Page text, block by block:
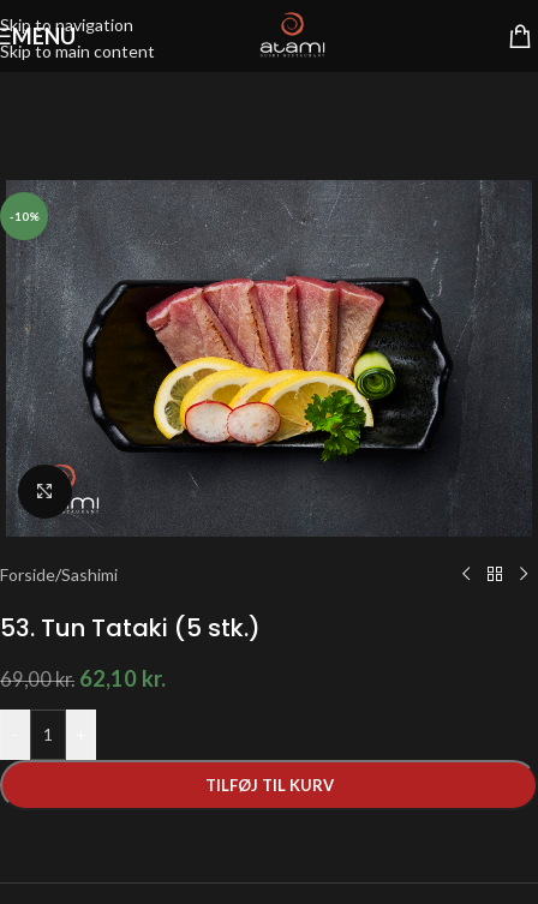
Skip to navigation
Skip to main content
MENU
-10%
Klik for at forstørre
Forside/Sashimi
53. Tun Tataki (5 stk.)
69,00kr. 62,10 kr.
TILFØJ TIL KURV